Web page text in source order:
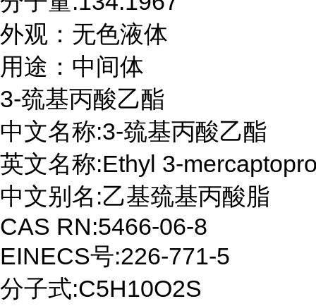
外观：无色液体
用途：中间体
3-巯基丙酸乙酯
中文名称:3-巯基丙酸乙酯
英文名称:Ethyl 3-
中文别名:乙基巯基丙酸脂
CAS RN:5466-06-8
EINECS号:226-771-5
分子式:C5H10O2S